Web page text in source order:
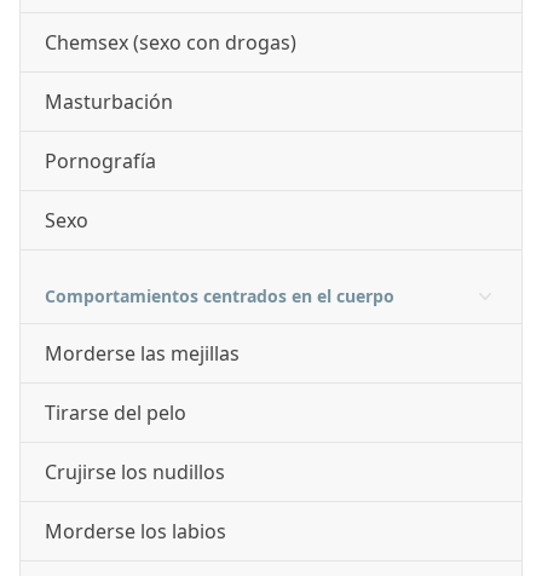
Chemsex (sexo con drogas)
Masturbación
Pornografía
Sexo
Comportamientos centrados en el cuerpo
Morderse las mejillas
Tirarse del pelo
Crujirse los nudillos
Morderse los labios